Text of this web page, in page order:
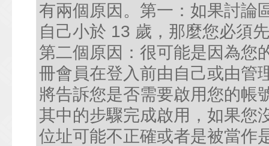
有兩個原因。第一：如果討論
自己小於 13 歲，那麼您必須
第二個原因：很可能是因為您
冊會員在登入前由自己或由管
將告訴您是否需要啟用您的帳
其中的步驟完成啟用，如果您
位址可能不正確或者是被當作